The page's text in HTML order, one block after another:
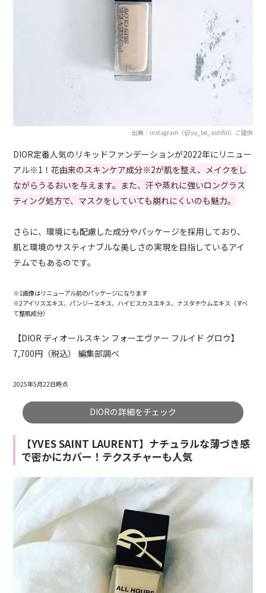
出典：instagram（@yu_be_autiful）ご提供
DIOR定番人気のリキッドファンデーションが2022年にリニュー
アル※1！花由来のスキンケア成分※2が肌を整え、メイクをし
ながらうるおいを与えます。また、汗や蒸れに強いロングラス
ティング処方で、マスクをしていても崩れにくいのも魅力。
さらに、環境にも配慮した成分やパッケージを採用しており、
肌と環境のサスティナブルな美しさの実現を目指しているアイ
テムでもあるのです。
※1画像はリニューアル前のパッケージになります
※2アイリスエキス、パンジーエキス、ハイビスカスエキス、ナスタチウムエキス（すべ
て整肌成分）
【DIOR ディオールスキン フォーエヴァー フルイド グロウ】
7,700円（税込） 編集部調べ
2025年5月22日時点
DIORの詳細をチェック
【YVES SAINT LAURENT】ナチュラルな薄づき感
で密かにカバー！テクスチャーも人気